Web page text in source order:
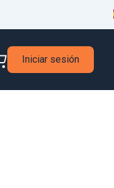
Iniciar sesión